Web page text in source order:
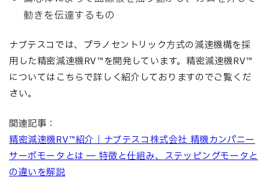
動きを伝達するもの
ナブテスコでは、プラノセントリック方式の減速機構を採
用した精密減速機RV™を開発しています。精密減速機RV™
についてはこちらで詳しく紹介しておりますのでご覧くだ
さい。
関連記事：
精密減速機RV™紹介｜ナブテスコ株式会社 精機カンパニー
サーボモータとは ― 特徴と仕組み、ステッピングモータと
の違いを解説